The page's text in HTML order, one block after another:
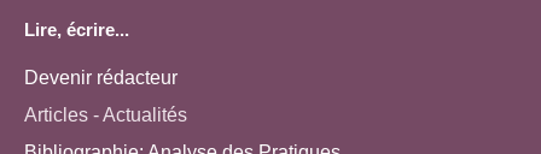
Lire, écrire...
Devenir rédacteur
Articles - Actualités